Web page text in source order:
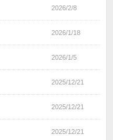
2026/2/8
2026/1/18
2026/1/5
2025/12/21
2025/12/21
2025/12/21